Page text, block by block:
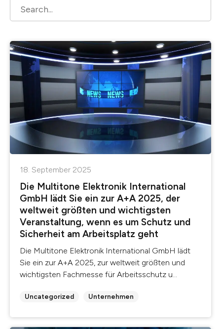
18. September 2025
Die Multitone Elektronik International
GmbH lädt Sie ein zur A+A 2025, der
weltweit größten und wichtigsten
Veranstaltung, wenn es um Schutz und
Sicherheit am Arbeitsplatz geht
Die Multitone Elektronik International GmbH lädt
Sie ein zur A+A 2025, zur weltweit größten und
wichtigsten Fachmesse für Arbeitsschutz u...
Uncategorized Unternehmen